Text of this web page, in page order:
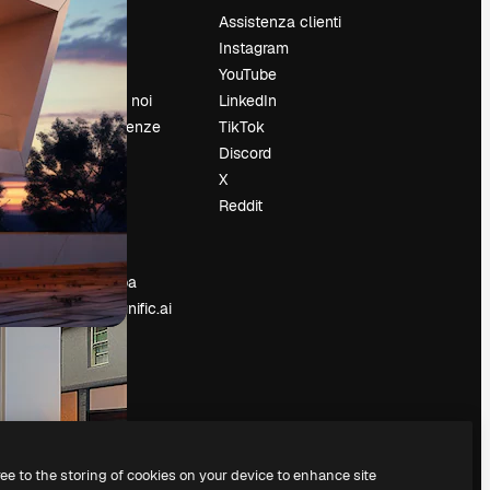
Prezzi
Chi siamo
Recensioni
Lavora con noi
Cerca tendenze
Blog
Eventi
Slidesgo
Vendi i tuoi
Sala stampa
Cerchi magnific.ai
Assistenza clienti
Instagram
YouTube
LinkedIn
TikTok
Discord
X
Reddit
to the storing of cookies on your device to enhance site